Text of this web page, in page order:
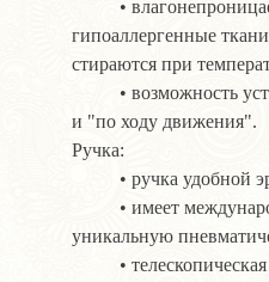
•
гипоаллергенные
стираются при
• возможность
и "по ходу движения".
Ручка:
• ручка удобной
• имеет
уникальную
• телескопическая